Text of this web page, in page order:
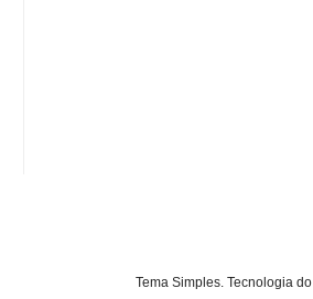
Tema Simples. Tecnologia do